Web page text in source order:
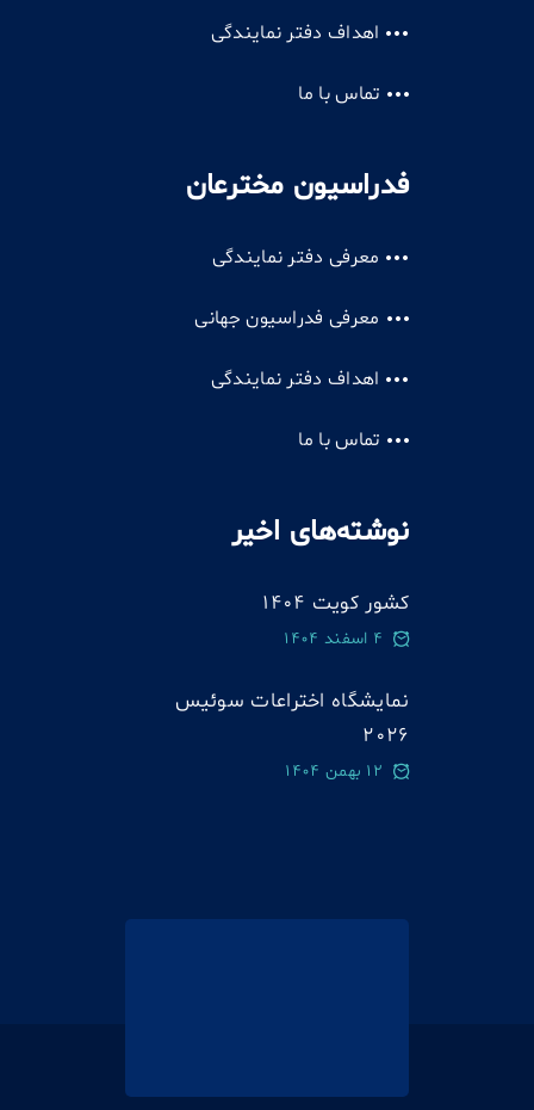
اهداف دفتر نمایندگی
تماس با ما
فدراسیون مخترعان
معرفی دفتر نمایندگی
معرفی فدراسیون جهانی
اهداف دفتر نمایندگی
تماس با ما
نوشته‌های اخیر
کشور کویت 1404
4 اسفند 1404
نمایشگاه اختراعات سوئيس
2026
12 بهمن 1404